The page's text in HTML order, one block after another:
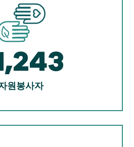
원봉사자